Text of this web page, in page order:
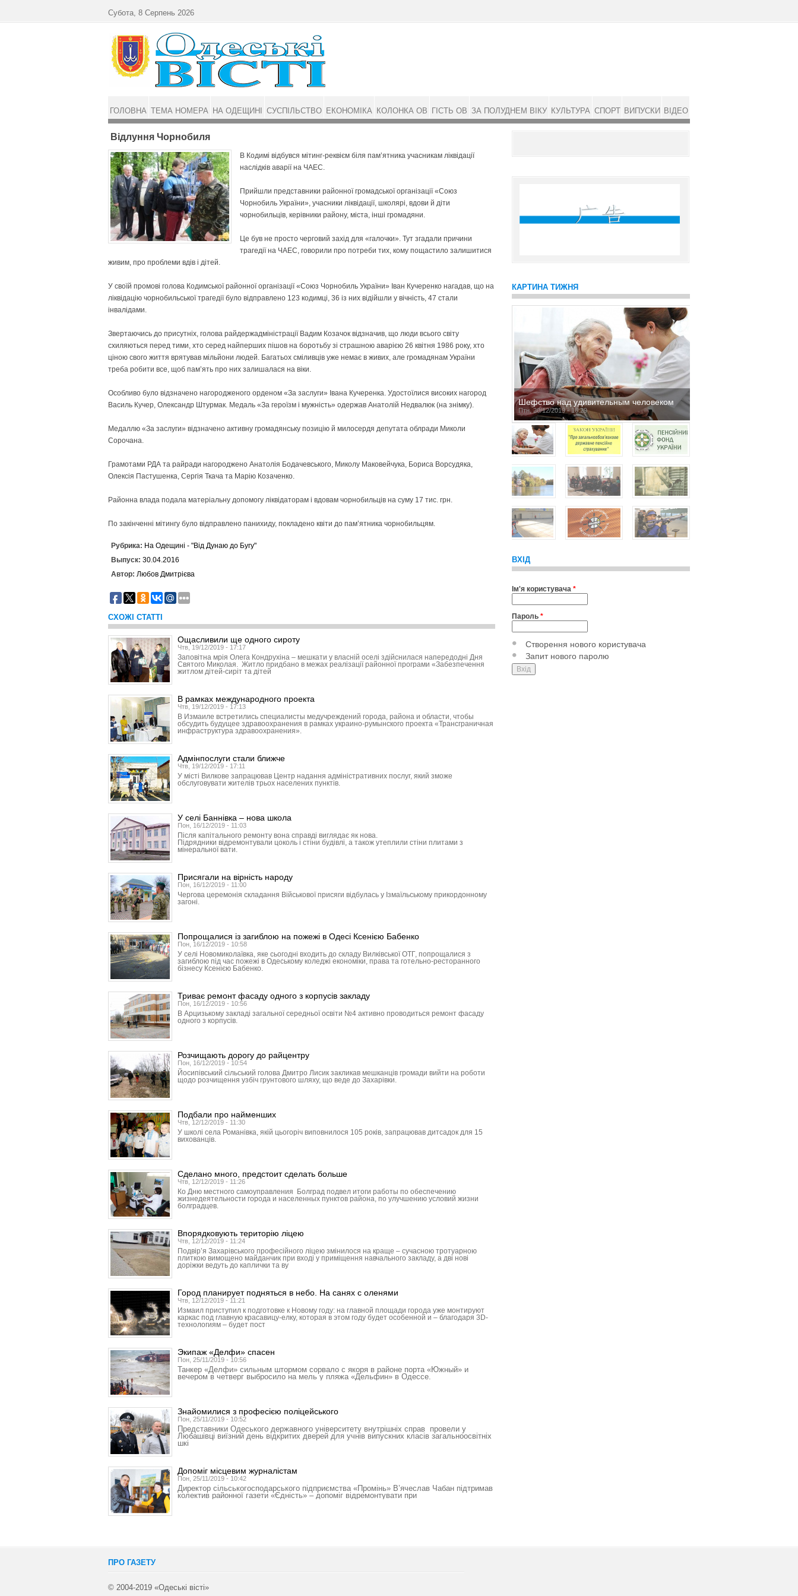
Відлуння Чорнобиля
В Кодимі відбувся мітинг-реквієм біля пам’ятника учасникам ліквідації
наслідків аварії на ЧАЕС.
Прийшли представники районної громадської організації «Союз
Чорнобиль України», учасники ліквідації, школярі, вдови й діти
чорнобильців, керівники району, міста, інші громадяни.
Це був не просто черговий захід для «галочки». Тут згадали причини
трагедії на ЧАЕС, говорили про потреби тих, кому пощастило залишитися
живим, про проблеми вдів і дітей.
У своїй промові голова Кодимської районної організації «Союз Чорнобиль України» Іван Кучеренко нагадав, що на
ліквідацію чорнобильської трагедії було відправлено 123 кодимці, 36 із них відійшли у вічність, 47 стали
інвалідами.
Звертаючись до присутніх, голова райдержадміністрації Вадим Козачок відзначив, що люди всього світу
схиляються перед тими, хто серед найперших пішов на боротьбу зі страшною аварією 26 квітня 1986 року, хто
ціною свого життя врятував мільйони людей. Багатьох сміливців уже немає в живих, але громадянам України
треба робити все, щоб пам’ять про них залишалася на віки.
Особливо було відзначено нагородженого орденом «За заслуги» Івана Кучеренка. Удостоїлися високих нагород
Василь Кучер, Олександр Штурмак. Медаль «За героїзм і мужність» одержав Анатолій Недвалюк (на знімку).
Медаллю «За заслуги» відзначено активну громадянську позицію й милосердя депутата облради Миколи
Сорочана.
Грамотами РДА та райради нагороджено Анатолія Бодачевського, Миколу Маковейчука, Бори­са Вор­судяка,
Олексія Пасту­шенка, Сергія Ткача та Марію Козаченко.
Районна влада подала матеріальну допомогу ліквідаторам і вдовам чорнобильців на суму 17 тис. грн.
По закінченні мітингу було відправлено панихиду, покладено квіти до пам’ятника чорнобильцям.
Рубрика: На Одещині - "Від Дунаю до Бугу"
Выпуск: 30.04.2016
Автор: Любов Дмитрієва
СХОЖІ СТАТТІ
Ощасливили ще одного сироту
Чтв, 19/12/2019 - 17:17
Заповітна мрія Олега Кондрухіна – мешкати у власній оселі здійснилася напередодні Дня
Святого Миколая. Житло придбано в межах реалізації районної програми «Забезпечення
житлом дітей-сиріт та дітей
В рамках международного проекта
Чтв, 19/12/2019 - 17:13
В Измаиле встретились специалисты медучреждений города, района и области, чтобы
обсудить будущее здравоохранения в рамках украино-румынского проекта «Трансграничная
инфраструктура здравоохранения».
Адмінпослуги стали ближче
Чтв, 19/12/2019 - 17:11
У місті Вилкове запрацював Центр надання адміністративних послуг, який зможе
обслуговувати жителів трьох населених пунктів.
У селі Баннівка – нова школа
Пон, 16/12/2019 - 11:03
Після капітального ремонту вона справді виглядає як нова.
Підрядники відремонтували цоколь і стіни будівлі, а також утеплили стіни плитами з
мінеральної вати.
Присягали на вірність народу
Пон, 16/12/2019 - 11:00
Чергова церемонія складання Військової присяги відбулась у Ізмаїльському прикордонному
загоні.
Попрощалися із загиблою на пожежі в Одесі Ксенією Бабенко
Пон, 16/12/2019 - 10:58
У селі Новомиколаївка, яке сьогодні входить до складу Вилківської ОТГ, попрощалися з
загиблою під час пожежі в Одеському коледжі економіки, права та готельно-ресторанного
бізнесу Ксенією Бабенко.
Триває ремонт фасаду одного з корпусів закладу
Пон, 16/12/2019 - 10:56
В Арцизькому закладі загальної середньої освіти №4 активно проводиться ремонт фасаду
одного з корпусів.
Розчищають дорогу до райцентру
Пон, 16/12/2019 - 10:54
Йосипівський сільський голова Дмитро Лисик закликав мешканців громади вийти на роботи
щодо розчищення узбіч грунтового шляху, що веде до Захарівки.
Подбали про найменших
Чтв, 12/12/2019 - 11:30
У школі села Романівка, якій цьогоріч виповнилося 105 років, запрацював дитсадок для 15
вихованців.
Сделано много, предстоит сделать больше
Чтв, 12/12/2019 - 11:26
Ко Дню местного самоуправления Болград подвел итоги работы по обеспечению
жизнедеятельности города и населенных пунктов района, по улучшению условий жизни
болградцев.
Впорядковують територію ліцею
Чтв, 12/12/2019 - 11:24
Подвір’я Захарівського професійного ліцею змінилося на краще – сучасною тротуарною
плиткою вимощено майданчик при вході у приміщення навчального закладу, а дві нові
доріжки ведуть до каплички та ву
Город планирует подняться в небо. На санях с оленями
Чтв, 12/12/2019 - 11:21
Измаил приступил к подготовке к Новому году: на главной площади города уже монтируют
каркас под главную красавицу-елку, которая в этом году будет особенной и – благодаря 3D-
технологиям – будет пост
Экипаж «Делфи» спасен
Пон, 25/11/2019 - 10:56
Танкер «Делфи» сильным штормом сорвало с якоря в районе порта «Южный» и
вечером в четверг выбросило на мель у пляжа «Дельфин» в Одессе.
Знайомилися з професією поліцейського
Пон, 25/11/2019 - 10:52
Представники Одеського державного університету внутрішніх справ провели у
Любашівці виїзний день відкритих дверей для учнів випускних класів загальноосвітніх
шкі
Допоміг місцевим журналістам
Пон, 25/11/2019 - 10:42
Директор сільськогосподарського підприємства «Промінь» В’ячеслав Чабан підтримав
колектив районної газети «Єдність» – допоміг відремонтувати при
КАРТИНА ТИЖНЯ
Шефство над удивительным человеком
Птн, 20/12/2019 - 16:29
ВХІД
Ім'я користувача *
Пароль *
Створення нового користувача
Запит нового паролю
Субота, 8 Серпень 2026
ГОЛОВНА ТЕМА НОМЕРА НА ОДЕЩИНІ СУСПІЛЬСТВО ЕКОНОМІКА КОЛОНКА ОВ ГІСТЬ ОВ ЗА ПОЛУДНЕМ ВІКУ КУЛЬТУРА СПОРТ ВИПУСКИ ВІДЕО
ПРО ГАЗЕТУ
© 2004-2019 «Одеські вісті»